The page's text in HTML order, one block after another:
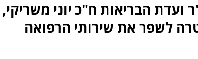
ועדת הבריאות ח"כ יוני משריקי,
לשפר את שירותי הרפואה